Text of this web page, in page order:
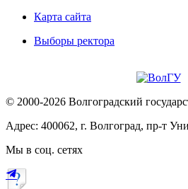
Карта сайта
Выборы ректора
© 2000-2026 Волгоградский
Адрес: 400062, г. Волгоград, пр-т
Мы в соц. сетях